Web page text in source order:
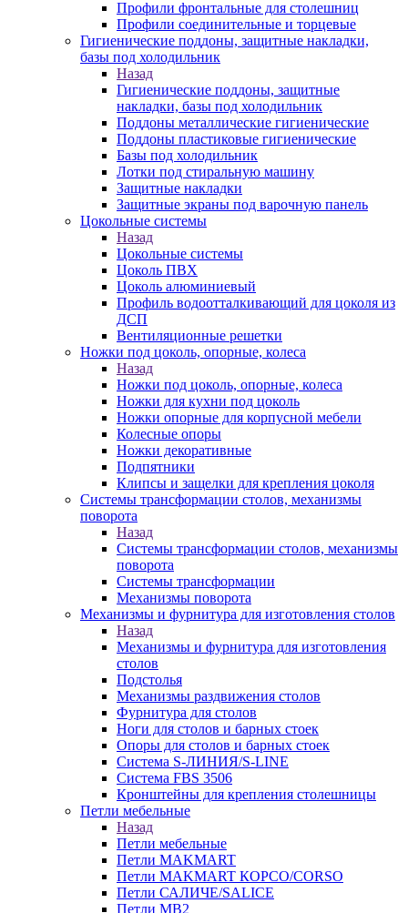
Профили фронтальные для столешниц
Профили соединительные и торцевые
Гигиенические поддоны, защитные накладки,
базы под холодильник
Назад
Гигиенические поддоны, защитные
накладки, базы под холодильник
Поддоны металлические гигиенические
Поддоны пластиковые гигиенические
Базы под холодильник
Лотки под стиральную машину
Защитные накладки
Защитные экраны под варочную панель
Цокольные системы
Назад
Цокольные системы
Цоколь ПВХ
Цоколь алюминиевый
Профиль водоотталкивающий для цоколя из
ДСП
Вентиляционные решетки
Ножки под цоколь, опорные, колеса
Назад
Ножки под цоколь, опорные, колеса
Ножки для кухни под цоколь
Ножки опорные для корпусной мебели
Колесные опоры
Ножки декоративные
Подпятники
Клипсы и защелки для крепления цоколя
Системы трансформации столов, механизмы
поворота
Назад
Системы трансформации столов, механизмы
поворота
Системы трансформации
Механизмы поворота
Механизмы и фурнитура для изготовления столов
Назад
Механизмы и фурнитура для изготовления
столов
Подстолья
Механизмы раздвижения столов
Фурнитура для столов
Ноги для столов и барных стоек
Опоры для столов и барных стоек
Система S-ЛИНИЯ/S-LINE
Система FBS 3506
Кронштейны для крепления столешницы
Петли мебельные
Назад
Петли мебельные
Петли MAKMART
Петли MAKMART КОРСО/CORSO
Петли САЛИЧЕ/SALICE
Петли MB2